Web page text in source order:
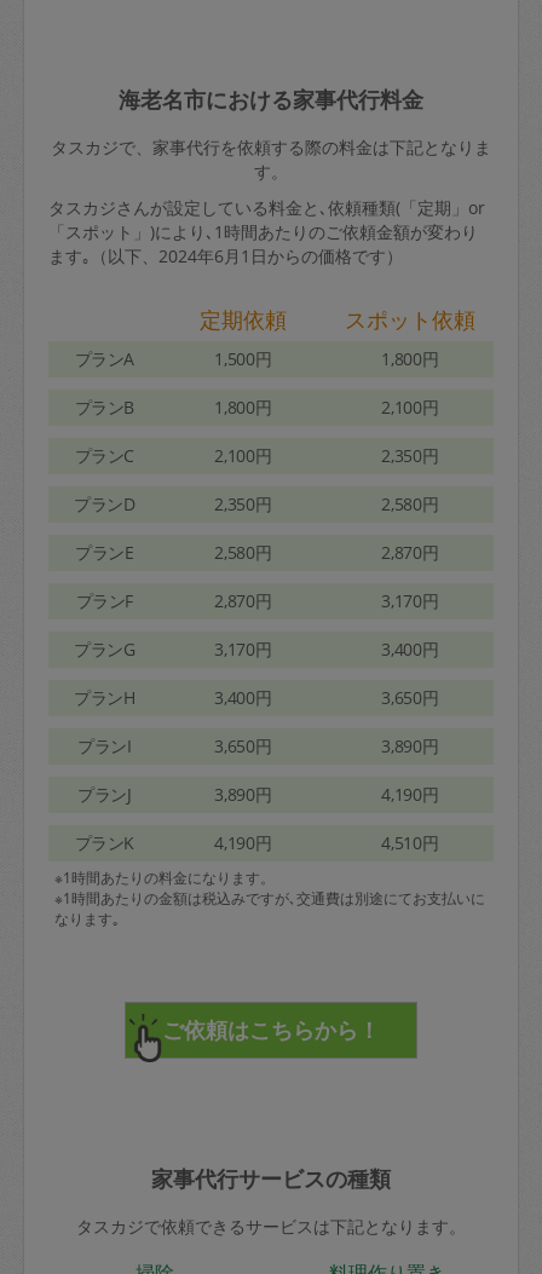
海老名市における家事代行料金
タスカジで、家事代行を依頼する際の料金は下記となりま
す。
タスカジさんが設定している料金と､依頼種類(「定期」or
「スポット」)により､1時間あたりのご依頼金額が変わり
ます｡（以下、2024年6月1日からの価格です）
定期依頼 スポット依頼
プランA 1,500円 1,800円
プランB 1,800円 2,100円
プランC 2,100円 2,350円
プランD 2,350円 2,580円
プランE 2,580円 2,870円
プランF 2,870円 3,170円
プランG 3,170円 3,400円
プランH 3,400円 3,650円
プランI 3,650円 3,890円
プランJ 3,890円 4,190円
プランK 4,190円 4,510円
※1時間あたりの料金になります。
※1時間あたりの金額は税込みですが､交通費は別途にてお支払いに
なります｡
家事代行サービスの種類
タスカジで依頼できるサービスは下記となります。